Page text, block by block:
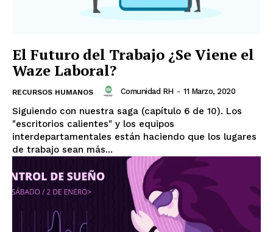
El Futuro del Trabajo ¿Se Viene el
Waze Laboral?
RECURSOS HUMANOS Comunidad RH - 11 Marzo, 2020
Siguiendo con nuestra saga (capítulo 6 de 10). Los
"escritorios calientes" y los equipos
interdepartamentales están haciendo que los lugares
de trabajo sean más...